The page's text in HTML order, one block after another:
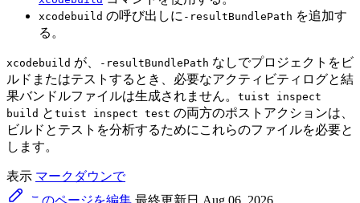
xcodebuild の呼び出しに -resultBundlePath を追加す
る。
xcodebuild が、 -resultBundlePath なしでプロジェクトをビ
ルドまたはテストするとき、必要なアクティビティログと結
果バンドルファイルは生成されません。 tuist inspect
build と tuist inspect test の両方のポストアクションは、
ビルドとテストを分析するためにこれらのファイルを必要と
します。
表示 マークダウンで
このページを編集 最終更新日 Aug 06, 2026